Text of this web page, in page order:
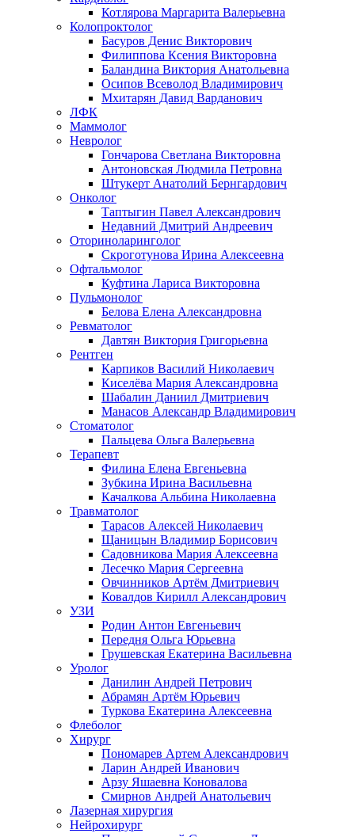
Котлярова Маргарита Валерьевна
Колопроктолог
Басуров Денис Викторович
Филиппова Ксения Викторовна
Баландина Виктория Анатольевна
Осипов Всеволод Владимирович
Мхитарян Давид Варданович
ЛФК
Маммолог
Невролог
Гончарова Светлана Викторовна
Антоновская Людмила Петровна
Штукерт Анатолий Бернгардович
Онколог
Таптыгин Павел Александрович
Недавний Дмитрий Андреевич
Оториноларинголог
Скроготунова Ирина Алексеевна
Офтальмолог
Куфтина Лариса Викторовна
Пульмонолог
Белова Елена Александровна
Ревматолог
Давтян Виктория Григорьевна
Рентген
Карпиков Василий Николаевич
Киселёва Мария Александровна
Шабалин Даниил Дмитриевич
Манасов Александр Владимирович
Стоматолог
Пальцева Ольга Валерьевна
Терапевт
Филина Елена Евгеньевна
Зубкина Ирина Васильевна
Качалкова Альбина Николаевна
Травматолог
Тарасов Алексей Николаевич
Щаницын Владимир Борисович
Садовникова Мария Алексеевна
Лесечко Мария Сергеевна
Овчинников Артём Дмитриевич
Ковалдов Кирилл Александрович
УЗИ
Родин Антон Евгеньевич
Передня Ольга Юрьевна
Грушевская Екатерина Васильевна
Уролог
Данилин Андрей Петрович
Абрамян Артём Юрьевич
Туркова Екатерина Алексеевна
Флеболог
Хирург
Пономарев Артем Александрович
Ларин Андрей Иванович
Арзу Яшаевна Коновалова
Смирнов Андрей Анатольевич
Лазерная хирургия
Нейрохирург